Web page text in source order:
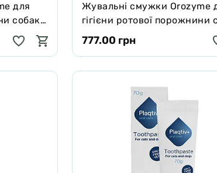
для
собак,
Жувальні смужки Orozyme
гігієни ротової порожнини
S (<10кг)
777.00 грн